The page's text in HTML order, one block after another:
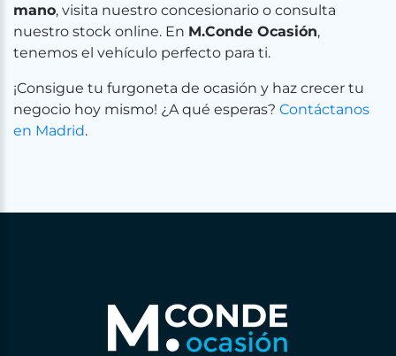
mano, visita nuestro concesionario o consulta
nuestro stock online. En M.Conde Ocasión,
tenemos el vehículo perfecto para ti.
¡Consigue tu furgoneta de ocasión y haz crecer tu
negocio hoy mismo! ¿A qué esperas? Contáctanos
en Madrid.